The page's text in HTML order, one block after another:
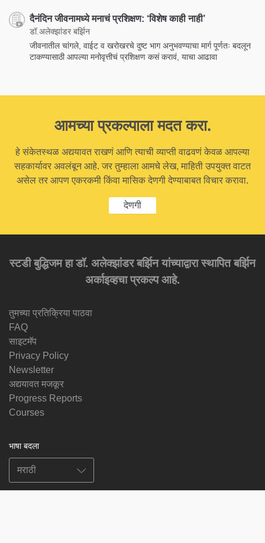
दैनंदिन जीवनामध्ये मनाचं प्रशिक्षण: ‘विशेष काही नाही’
डॉ.अलेक्झांडर बर्झिन
जीवनातील चांगले, वाईट व खरोखरचे दुष्ट भाग अनुभवण्याचा मार्ग पूर्णतः बदलून
टाकण्यासाठी आपल्या मनोवृत्तीचं प्रशिक्षण कसं करावं, याचा आढावा
आमच्या प्रकल्पाला मदत करा.
हे संकेतस्थळ अद्ययावत राखणं आणि त्याची व्याप्ती वाढवणं केवळ आपल्या
सहकार्यावर अवलंबून आहे. जर तुम्हाला आमचे लेख, माहिती उपयुक्त वाटत
असेल तर आपण एकरकमी किंवा मासिक देणगी देण्याबाबत विचार करावा.
देणगी
स्टडी बुद्धिजम हा डॉ. अलेक्झांडर बर्झिन यांच्याद्वारा स्थापित बर्झिन
अर्काइव्हचा प्रकल्प आहे.
तुमच्या प्रतिक्रिया पाठवा
FAQ
साइटमॅप
Privacy Policy
Newsletter
अद्ययावत मजकूर
Progress Reports
Courses
भाषा बदला